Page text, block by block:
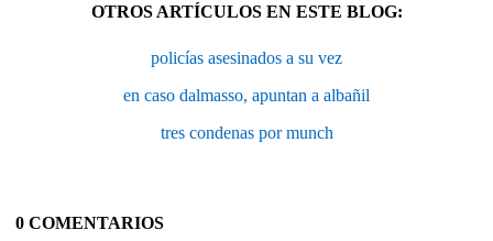
OTROS ARTÍCULOS EN ESTE BLOG:
policías asesinados a su vez
en caso dalmasso, apuntan a albañil
tres condenas por munch
0 COMENTARIOS